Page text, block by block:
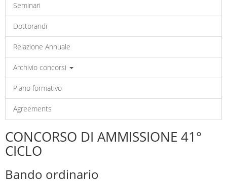
Seminari
Dottorandi
Relazione Annuale
Archivio concorsi
Piano formativo
Agreements
CONCORSO DI AMMISSIONE 41°
CICLO
Bando ordinario